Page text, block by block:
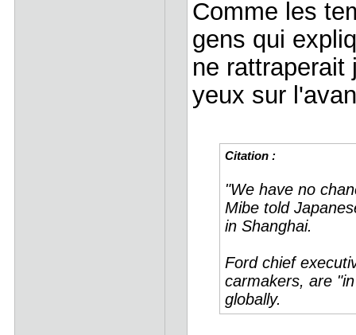
Comme les
gens qui
ne rattraperait
yeux sur
Citation :
"We have no
Mibe told
in Shanghai.
Ford chief
carmakers, are
globally.